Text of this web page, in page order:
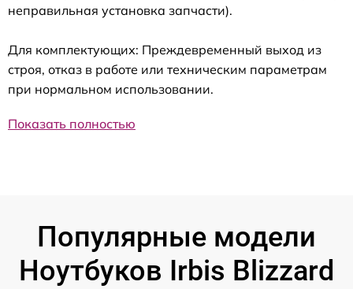
неправильная установка запчасти).
Для комплектующих: Преждевременный выход из
строя, отказ в работе или техническим параметрам
при нормальном использовании.
Показать полностью
Популярные модели
Ноутбуков Irbis Blizzard